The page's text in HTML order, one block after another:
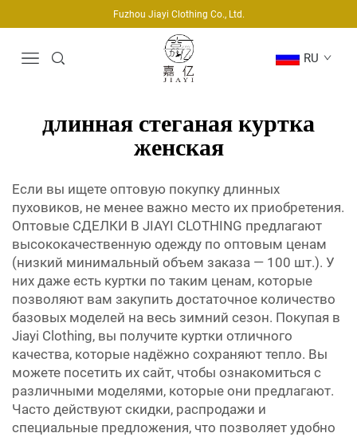
Fuzhou Jiayi Clothing Co., Ltd.
RU
длинная стеганая куртка
женская
Если вы ищете оптовую покупку длинных
пуховиков, не менее важно место их приобретения.
Оптовые СДЕЛКИ В JIAYI CLOTHING предлагают
высококачественную одежду по оптовым ценам
(низкий минимальный объем заказа — 100 шт.). У
них даже есть куртки по таким ценам, которые
позволяют вам закупить достаточное количество
базовых моделей на весь зимний сезон. Покупая в
Jiayi Clothing, вы получите куртки отличного
качества, которые надёжно сохраняют тепло. Вы
можете посетить их сайт, чтобы ознакомиться с
различными моделями, которые они предлагают.
Часто действуют скидки, распродажи и
специальные предложения, что позволяет удобно